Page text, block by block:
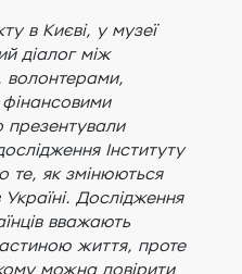
в Києві, у музеї
діалог між
волонтерами,
презентували
Інституту
те, як змінюються
Дослідження
вважають
життя, проте
можна довірити